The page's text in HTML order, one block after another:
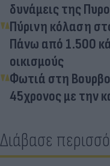
δυνάμεις της
Πύρινη κόλαση
Πάνω από 1.500
οικισμούς
Φωτιά στη
45χρονος με την
Διάβασε